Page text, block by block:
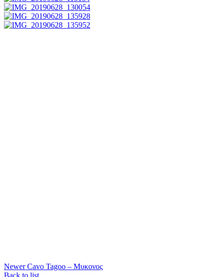
Newer Cavo Tagoo – Μυκονος